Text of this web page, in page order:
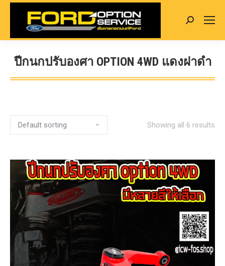
Search:
ปีกนกปรับองศา OPTION 4WD แดงฝาดำ
You are here:
Showing all 6 results